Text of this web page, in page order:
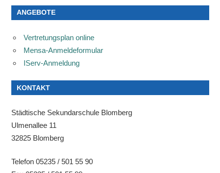
ANGEBOTE
Vertretungsplan online
Mensa-Anmeldeformular
IServ-Anmeldung
KONTAKT
Städtische Sekundarschule Blomberg
Ulmenallee 11
32825 Blomberg
Telefon 05235 / 501 55 90